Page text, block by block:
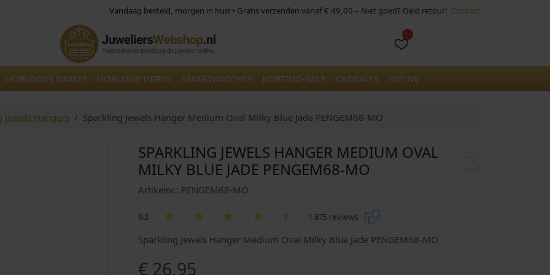
Vandaag besteld, morgen in huis • Gratis verzenden vanaf € 49,00 – Niet goed? Geld retour! Contact
HORLOGES DAMES HORLOGE HEREN SMARTWATCHES KORTING-SALE CADEAU’S NIEUW
Jewels Hangers Sparkling Jewels Hanger Medium Oval Milky Blue Jade PENGEM68-MO
SPARKLING JEWELS HANGER MEDIUM OVAL
MILKY BLUE JADE PENGEM68-MO
Artikelnr.: PENGEM68-MO
9.3 1.875 reviews
Sparkling Jewels Hanger Medium Oval Milky Blue Jade PENGEM68-MO
€ 26,95